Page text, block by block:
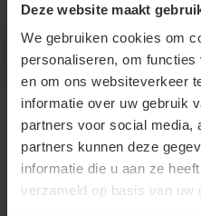
Deze website maakt
We gebruiken cookies om
personaliseren, om
en om ons websiteverkeer
informatie over uw gebruik
partners voor social media,
partners kunnen deze
informatie die u aan ze
verzameld op basis van uw
4.2.4.
Vakantiebijslag is 8% van
bij hogere lonen. Cao’s